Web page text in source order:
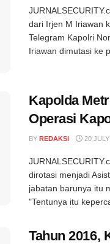
dari Irjen M Iriawan
Telegram Kapolri
Iriawan dimutasi ke
Kapolda
Operasi
BY REDAKSI 20
dirotasi menjadi
jabatan barunya itu
"Tentunya itu
Tahun 2016,